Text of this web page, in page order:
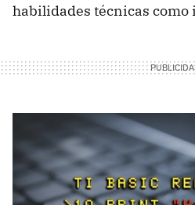
habilidades técnicas